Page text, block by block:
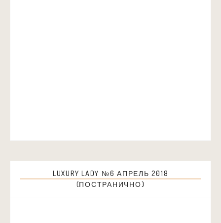
LUXURY LADY №6 АПРЕЛЬ 2018
(ПОСТРАНИЧНО)